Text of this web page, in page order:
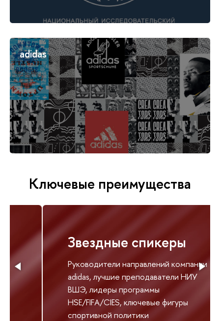
adidas
Ключевые преимущества
Звездные спикеры
Руководители направлений компании
adidas, лучшие преподаватели НИУ
ВШЭ, лидеры программы
HSE/FIFA/CIES, ключевые фигуры
спортивной политики